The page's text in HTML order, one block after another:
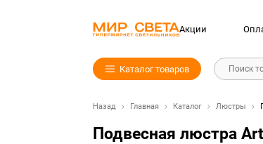
Акции
Каталог товаров Поиск
Назад Главная Каталог Люстры
Подвесная люстра